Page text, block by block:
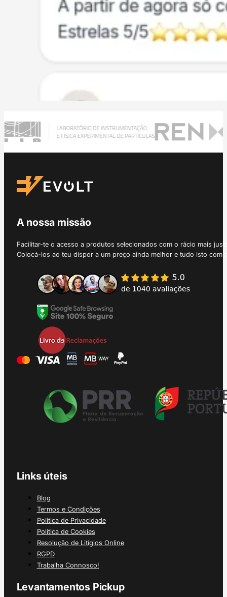
A nossa missão
Facilitar-te o acesso a produtos selecionados com o rácio mais
Colocá-los ao teu dispor a um preço ainda melhor e tudo isto
Links úteis
Blog
Termos e Condições
Política de Privacidade
Política de Cookies
Resolução de Litígios Online
RGPD
Trabalha Connosco!
Levantamentos Pickup